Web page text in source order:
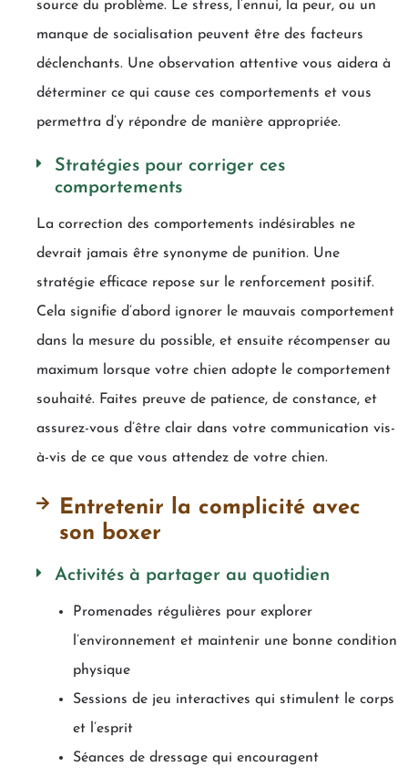
source du problème. Le stress, l’ennui, la peur, ou un
manque de socialisation peuvent être des facteurs
déclenchants. Une observation attentive vous aidera à
déterminer ce qui cause ces comportements et vous
permettra d’y répondre de manière appropriée.
Stratégies pour corriger ces
comportements
La correction des comportements indésirables ne
devrait jamais être synonyme de punition. Une
stratégie efficace repose sur le renforcement positif.
Cela signifie d’abord ignorer le mauvais comportement
dans la mesure du possible, et ensuite récompenser au
maximum lorsque votre chien adopte le comportement
souhaité. Faites preuve de patience, de constance, et
assurez-vous d’être clair dans votre communication vis-
à-vis de ce que vous attendez de votre chien.
Entretenir la complicité avec
son boxer
Activités à partager au quotidien
Promenades régulières pour explorer
l’environnement et maintenir une bonne condition
physique
Sessions de jeu interactives qui stimulent le corps
et l’esprit
Séances de dressage qui encouragent